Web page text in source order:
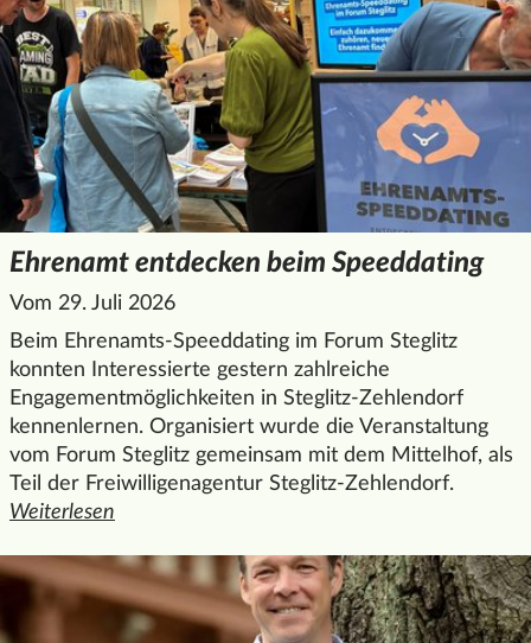
Ehrenamt entdecken beim Speeddating
Vom 29. Juli 2026
Beim Ehrenamts-Speeddating im Forum Steglitz
konnten Interessierte gestern zahlreiche
Engagementmöglichkeiten in Steglitz-Zehlendorf
kennenlernen. Organisiert wurde die Veranstaltung
vom Forum Steglitz gemeinsam mit dem Mittelhof, als
Teil der Freiwilligenagentur Steglitz-Zehlendorf.
Weiterlesen
den ganzen Artikel "Ehrenamt entdecken beim